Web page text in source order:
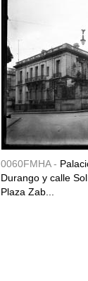
0060FMHA -
Durango y calle
Plaza Zab...